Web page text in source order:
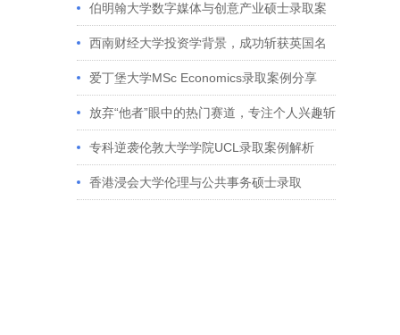
伯明翰大学数字媒体与创意产业硕士录取案
例 西南财经大学投资学背景，成功斩获英国名
校多份Offer
爱丁堡大学MSc Economics录取案例分享
放弃“他者”眼中的热门赛道，专注个人兴趣斩
获藤校offer｜成功跨专业申请经验分享
专科逆袭伦敦大学学院UCL录取案例解析
香港浸会大学伦理与公共事务硕士录取